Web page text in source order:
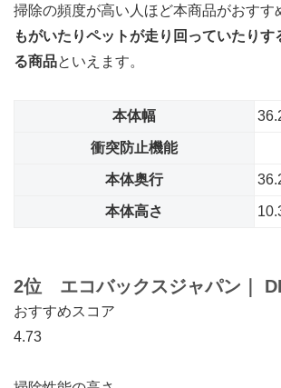
掃除の頻度が高い人ほど本商品がおすす
もがいたりペットが走り回っていたりす
る商品といえます。
本体幅
衝突防止機能
本体奥行
本体高さ
2位 エコバックスジャパン ｜
おすすめスコア
4.73